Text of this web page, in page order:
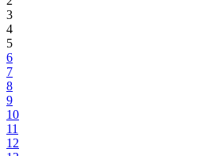
3
4
5
6
7
8
9
10
11
12